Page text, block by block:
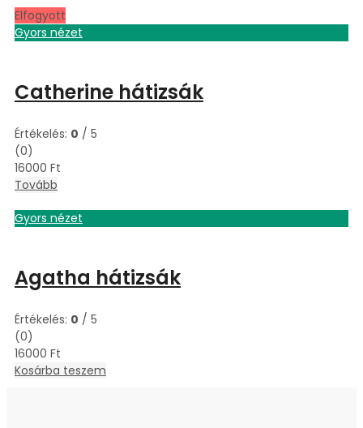
Elfogyott
Gyors nézet
Catherine hátizsák
Értékelés: 0 / 5
(0)
16000 Ft
Tovább
Gyors nézet
Agatha hátizsák
Értékelés: 0 / 5
(0)
16000 Ft
Kosárba teszem